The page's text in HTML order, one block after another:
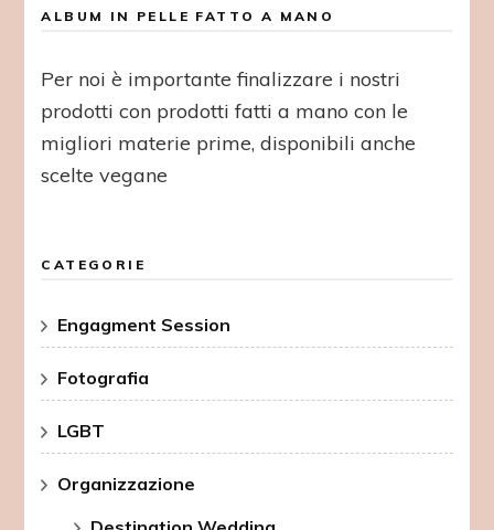
ALBUM IN PELLE FATTO A MANO
Per noi è importante finalizzare i nostri
prodotti con prodotti fatti a mano con le
migliori materie prime, disponibili anche
scelte vegane
CATEGORIE
Engagment Session
Fotografia
LGBT
Organizzazione